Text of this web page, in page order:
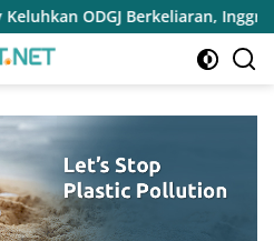
Sondakh Minta Dinsos Turun